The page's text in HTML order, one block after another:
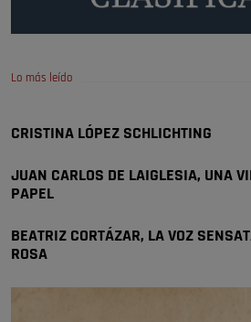
Policía o en la politica
🔴 EXCLUSIVA | El
se va porke no tiene piscina 🤪🤪🤪
🔴 EXCLUSIVA | El
Lo más leído
CRISTINA LÓPEZ SCHLICHTING
JUAN CARLOS DE LAIGLESIA, UNA
PAPEL
BEATRIZ CORTÁZAR, LA VOZ
ROSA